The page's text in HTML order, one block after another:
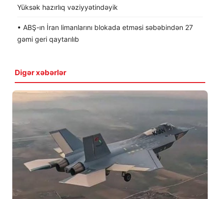
Yüksək hazırlıq vəziyyətindəyik
• ABŞ-ın İran limanlarını blokada etməsi səbəbindən 27
gəmi geri qaytarılıb
Digər xəbərlər